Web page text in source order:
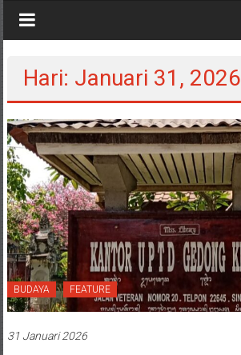
Hari: Januari 31, 2026
BUDAYA FEATURE
31 Januari 2026